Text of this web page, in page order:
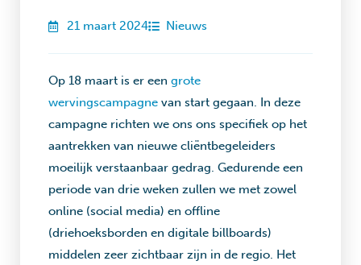
21 maart 2024 Nieuws
Op 18 maart is er een grote
wervingscampagne van start gegaan. In deze
campagne richten we ons ons specifiek op het
aantrekken van nieuwe cliëntbegeleiders
moeilijk verstaanbaar gedrag. Gedurende een
periode van drie weken zullen we met zowel
online (social media) en offline
(driehoeksborden en digitale billboards)
middelen zeer zichtbaar zijn in de regio. Het